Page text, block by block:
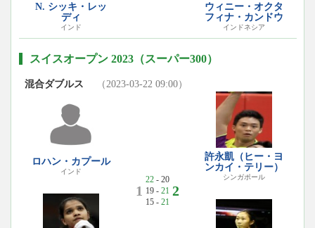
N. シッキ・レッ
ディ
インド
ウィニー・オクタ
フィナ・カンドウ
インドネシア
スイスオープン 2023（スーパー300）
混合ダブルス （2023-03-22 09:00）
ロハン・カプール
インド
1
22- 20
19 - 21
15 - 21
2
許永凱（ヒー・ヨ
ンカイ・テリー）
シンガポール